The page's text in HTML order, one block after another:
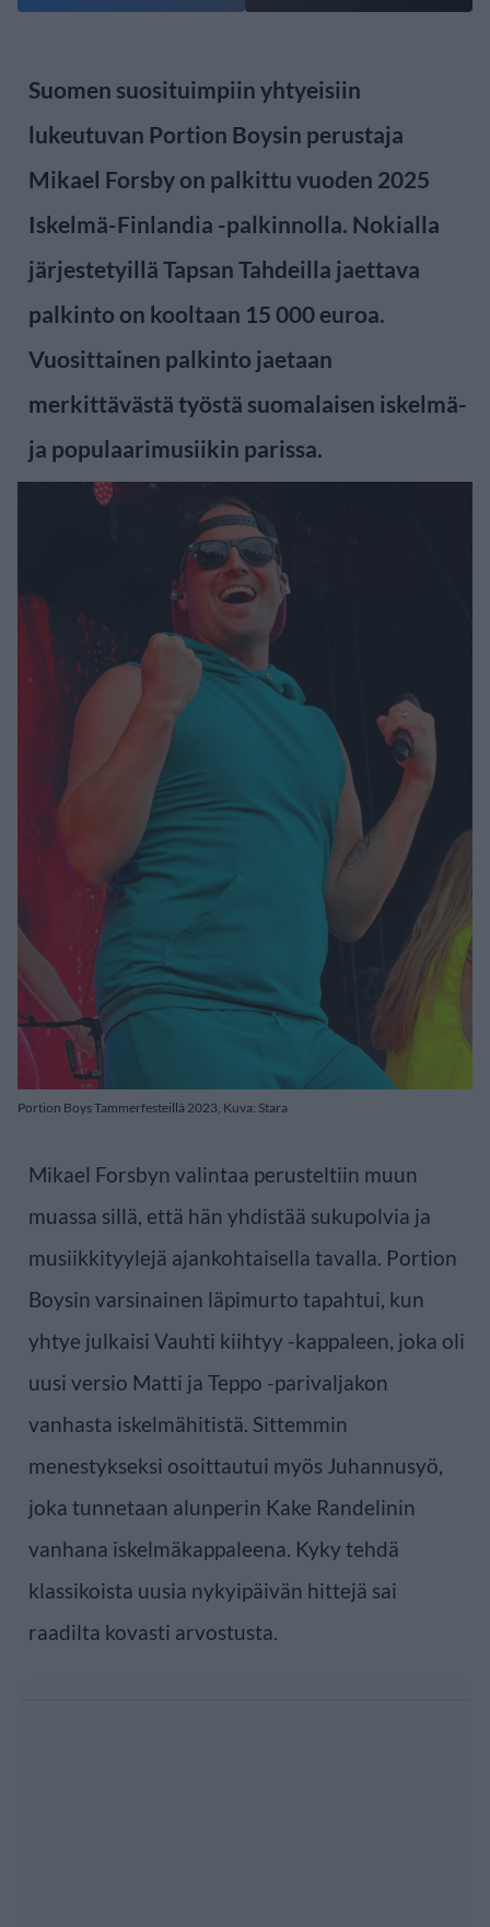
Suomen suosituimpiin yhtyeisiin
lukeutuvan Portion Boysin perustaja
Mikael Forsby on palkittu vuoden 2025
Iskelmä-Finlandia -palkinnolla. Nokialla
järjestetyillä Tapsan Tahdeilla jaettava
palkinto on kooltaan 15 000 euroa.
Vuosittainen palkinto jaetaan
merkittävästä työstä suomalaisen iskelmä-
ja populaarimusiikin parissa.
Portion Boys Tammerfesteillä 2023, Kuva: Stara
Mikael Forsbyn valintaa perusteltiin muun
muassa sillä, että hän yhdistää sukupolvia ja
musiikkityylejä ajankohtaisella tavalla. Portion
Boysin varsinainen läpimurto tapahtui, kun
yhtye julkaisi Vauhti kiihtyy -kappaleen, joka oli
uusi versio Matti ja Teppo -parivaljakon
vanhasta iskelmähitistä. Sittemmin
menestykseksi osoittautui myös Juhannusyö,
joka tunnetaan alunperin Kake Randelinin
vanhana iskelmäkappaleena. Kyky tehdä
klassikoista uusia nykyipäivän hittejä sai
raadilta kovasti arvostusta.